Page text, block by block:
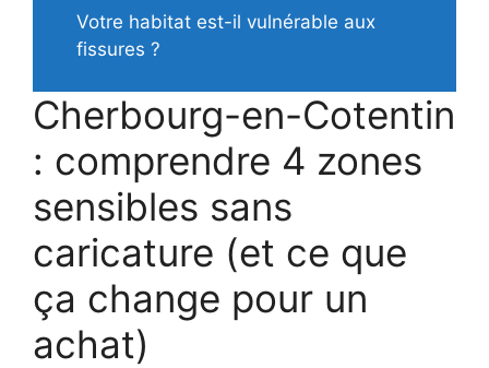
Votre habitat est-il vulnérable aux
fissures ?
Cherbourg-en-Cotentin
: comprendre 4 zones
sensibles sans
caricature (et ce que
ça change pour un
achat)